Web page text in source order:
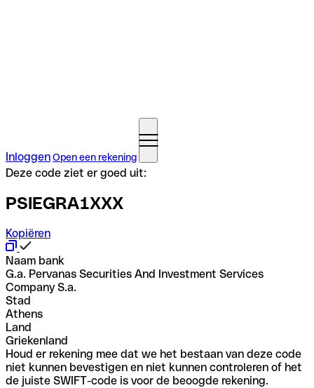
InloggenOpen een rekening
Deze code ziet er goed uit:
PSIEGRA1XXX
Kopiëren
Naam bank
G.a. Pervanas Securities And Investment Services
Company S.a.
Stad
Athens
Land
Griekenland
Houd er rekening mee dat we het bestaan van deze code
niet kunnen bevestigen en niet kunnen controleren of het
de juiste SWIFT-code is voor de beoogde rekening.